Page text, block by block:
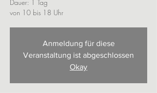
Dauer: 1 Tag
von 10 bis 18 Uhr
Anmeldung für diese
Veranstaltung ist abgeschlossen
Okay